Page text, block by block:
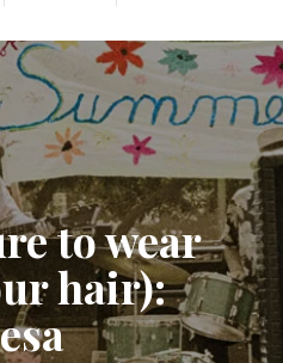
to wear
hair):